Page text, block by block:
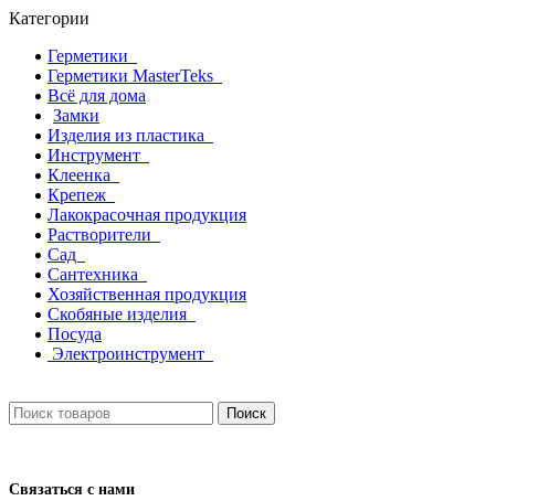
Категории
Герметики
Герметики MasterTeks
Всё для дома
Замки
Изделия из пластика
Инструмент
Клеенка
Крепеж
Лакокрасочная продукция
Растворители
Сад
Сантехника
Хозяйственная продукция
Скобяные изделия
Посуда
Электроинструмент
Поиск
Связаться с нами